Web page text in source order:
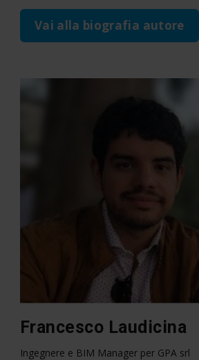
Vai alla biografia autore
Francesco Laudicina
Ingegnere e BIM Manager per GPA srl